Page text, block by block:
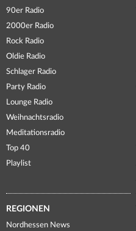
90er Radio
2000er Radio
Rock Radio
Oldie Radio
Schlager Radio
Party Radio
Lounge Radio
Weihnachtsradio
Meditationsradio
Top 40
Playlist
REGIONEN
Nordhessen News